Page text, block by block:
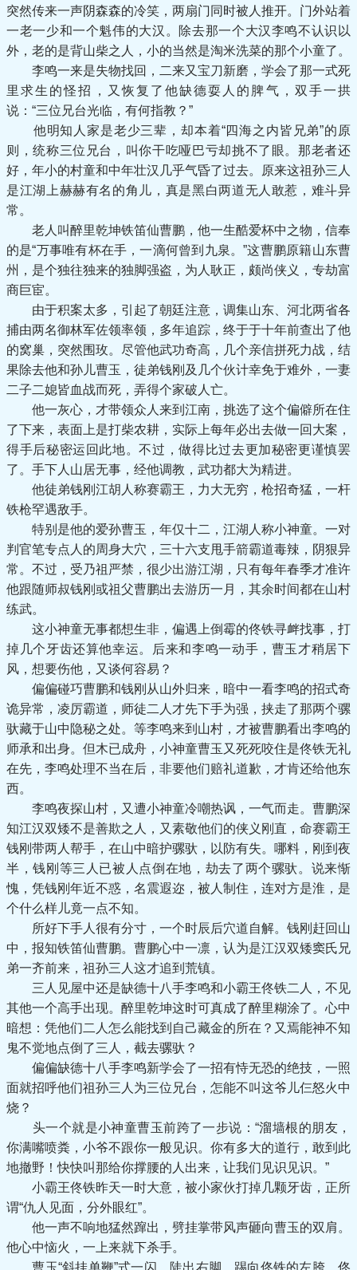
突然传来一声阴森森的冷笑，两扇门同时被人推开。门外站着
一老一少和一个魁伟的大汉。除去那一个大汉李鸣不认识以
外，老的是背山柴之人，小的当然是淘米洗菜的那个小童了。
李鸣一来是失物找回，二来又宝刀新磨，学会了那一式死
里求生的怪招，又恢复了他缺德耍人的脾气，双手一拱
说：“三位兄台光临，有何指教？”
他明知人家是老少三辈，却本着“四海之内皆兄弟”的原
则，统称三位兄台，叫你干吃哑巴亏却挑不了眼。那老者还
好，年小的村童和中年壮汉几乎气昏了过去。原来这祖孙三人
是江湖上赫赫有名的角儿，真是黑白两道无人敢惹，难斗异
常。
老人叫醉里乾坤铁笛仙曹鹏，他一生酷爱杯中之物，信奉
的是“万事唯有杯在手，一滴何曾到九泉。”这曹鹏原籍山东曹
州，是个独往独来的独脚强盗，为人耿正，颇尚侠义，专劫富
商巨宦。
由于积案太多，引起了朝廷注意，调集山东、河北两省各
捕由两名御林军佐领率领，多年追踪，终于于十年前查出了他
的窝巢，突然围玫。尽管他武功奇高，几个亲信拼死力战，结
果除去他和孙儿曹玉，徒弟钱刚及几个伙计幸免于难外，一妻
二子二媳皆血战而死，弄得个家破人亡。
他一灰心，才带领众人来到江南，挑选了这个偏僻所在住
了下来，表面上是打柴农耕，实际上每年必出去做一回大案，
得手后秘密运回此地。不过，做得比过去更加秘密更谨慎罢
了。手下人山居无事，经他调教，武功都大为精进。
他徒弟钱刚江胡人称赛霸王，力大无穷，枪招奇猛，一杆
铁枪罕遇敌手。
特别是他的爱孙曹玉，年仅十二，江湖人称小神童。一对
判官笔专点人的周身大穴，三十六支甩手箭霸道毒辣，阴狠异
常。不过，受乃祖严禁，很少出游江湖，只有每年春季才准许
他跟随师叔钱刚或祖父曹鹏出去游历一月，其余时间都在山村
练武。
这小神童无事都想生非，偏遇上倒霉的佟铁寻衅找事，打
掉几个牙齿还算他幸运。后来和李鸣一动手，曹玉才稍居下
风，想要伤他，又谈何容易？
偏偏碰巧曹鹏和钱刚从山外归来，暗中一看李鸣的招式奇
诡异常，凌厉霸道，师徒二人才先下手为强，挟走了那两个骡
驮藏于山中隐秘之处。等李鸣来到山村，才被曹鹏看出李鸣的
师承和出身。但木已成舟，小神童曹玉又死死咬住是佟铁无礼
在先，李鸣处理不当在后，非要他们赔礼道歉，才肯还给他东
西。
李鸣夜探山村，又遭小神童冷嘲热讽，一气而走。曹鹏深
知江汉双矮不是善欺之人，又素敬他们的侠义刚直，命赛霸王
钱刚带两人帮手，在山中暗护骡驮，以防有失。哪料，刚到夜
半，钱刚等三人已被人点倒在地，劫去了两个骡驮。说来惭
愧，凭钱刚年近不惑，名震遐迩，被人制住，连对方是淮，是
个什么样儿竟一点不知。
所好下手人很有分寸，一个时辰后穴道自解。钱刚赶回山
中，报知铁笛仙曹鹏。曹鹏心中一凛，认为是江汉双矮窦氏兄
弟一齐前来，祖孙三人这才追到荒镇。
三人见屋中还是缺德十八手李鸣和小霸王佟铁二人，不见
其他一个高手出现。醉里乾坤这时可真成了醉里糊涂了。心中
暗想：凭他们二人怎么能找到自己藏金的所在？又焉能神不知
鬼不觉地点倒了三人，截去骡驮？
偏偏缺德十八手李鸣新学会了一招有恃无恐的绝技，一照
面就招呼他们祖孙三人为三位兄台，怎能不叫这爷儿仨怒火中
烧？
头一个就是小神童曹玉前跨了一步说：“溜墙根的朋友，
你满嘴喷粪，小爷不跟你一般见识。你有多大的道行，敢到此
地撤野！快快叫那给你撑腰的人出来，让我们见识见识。”
小霸王佟铁昨天一时大意，被小家伙打掉几颗牙齿，正所
谓“仇人见面，分外眼红”。
他一声不响地猛然蹿出，劈挂掌带风声砸向曹玉的双肩。
他心中恼火，一上来就下杀手。
曹玉“斜挂单鞭”式一闪，陡出右脚，踢向佟铁的左胯。佟